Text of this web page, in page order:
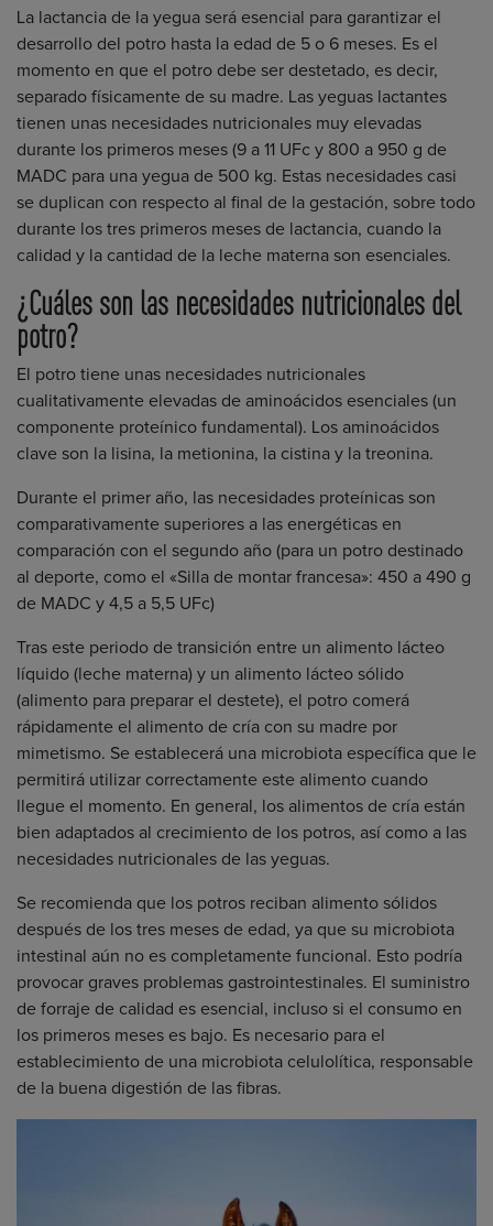
La lactancia de la yegua será esencial para garantizar el
desarrollo del potro hasta la edad de 5 o 6 meses. Es el
momento en que el potro debe ser destetado, es decir,
separado físicamente de su madre. Las yeguas lactantes
tienen unas necesidades nutricionales muy elevadas
durante los primeros meses (9 a 11 UFc y 800 a 950 g de
MADC para una yegua de 500 kg. Estas necesidades casi
se duplican con respecto al final de la gestación, sobre todo
durante los tres primeros meses de lactancia, cuando la
calidad y la cantidad de la leche materna son esenciales.
¿Cuáles son las necesidades nutricionales del
potro?
El potro tiene unas necesidades nutricionales
cualitativamente elevadas de aminoácidos esenciales (un
componente proteínico fundamental). Los aminoácidos
clave son la lisina, la metionina, la cistina y la treonina.
Durante el primer año, las necesidades proteínicas son
comparativamente superiores a las energéticas en
comparación con el segundo año (para un potro destinado
al deporte, como el «Silla de montar francesa»: 450 a 490 g
de MADC y 4,5 a 5,5 UFc)
Tras este periodo de transición entre un alimento lácteo
líquido (leche materna) y un alimento lácteo sólido
(alimento para preparar el destete), el potro comerá
rápidamente el alimento de cría con su madre por
mimetismo. Se establecerá una microbiota específica que le
permitirá utilizar correctamente este alimento cuando
llegue el momento. En general, los alimentos de cría están
bien adaptados al crecimiento de los potros, así como a las
necesidades nutricionales de las yeguas.
Se recomienda que los potros reciban alimento sólidos
después de los tres meses de edad, ya que su microbiota
intestinal aún no es completamente funcional. Esto podría
provocar graves problemas gastrointestinales. El suministro
de forraje de calidad es esencial, incluso si el consumo en
los primeros meses es bajo. Es necesario para el
establecimiento de una microbiota celulolítica, responsable
de la buena digestión de las fibras.